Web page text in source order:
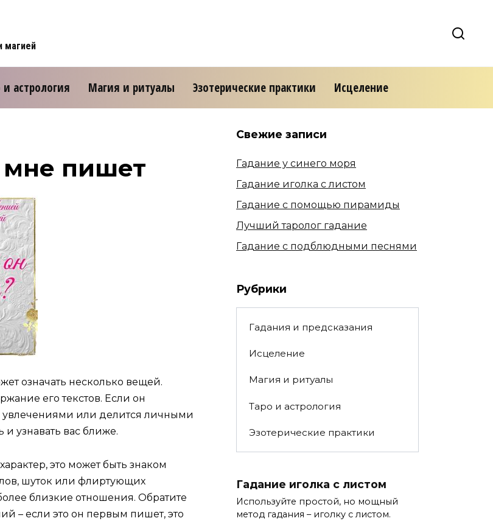
магией
и астрология Магия и ритуалы Эзотерические практики Исцеление
мне пишет
означать несколько вещей.
его текстов. Если он
или делится личными
и узнавать вас ближе.
это может быть знаком
шуток или флиртующих
близкие отношения. Обратите
– если это он первым пишет, это
Свежие записи
Гадание у синего моря
Гадание иголка с листом
Гадание с помощью пирамиды
Лучший таролог гадание
Гадание с подблюдными песнями
Рубрики
Гадания и предсказания
Исцеление
Магия и ритуалы
Таро и астрология
Эзотерические практики
Гадание иголка с листом
Используйте простой, но мощный
метод гадания – иголку с листом.